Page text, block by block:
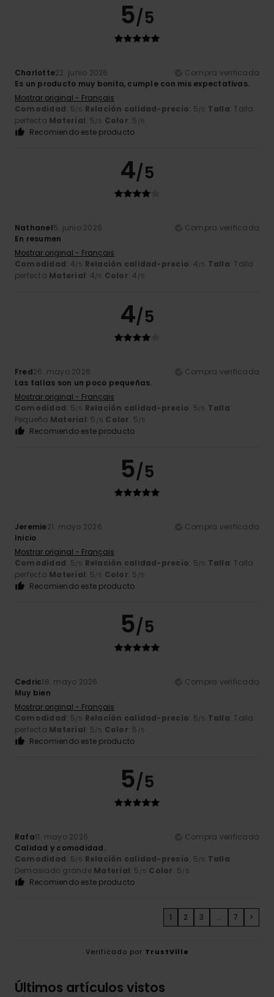
5/5
Charlotte22. junio 2026
Compra verificada
Es un producto muy bonito, cumple con mis expectativas.
Mostrar original - Français
Comodidad: 5/5 Relación calidad-precio: 5/5 Talla: Talla
perfecta Material: 5/5 Color: 5 /5
Recomiendo este producto
4/5
Nathanel5. junio 2026
Compra verificada
En resumen
Mostrar original - Français
Comodidad: 4/5 Relación calidad-precio: 4/5 Talla: Talla
perfecta Material: 4/5 Color: 4 /5
4/5
Fred26. mayo 2026
Compra verificada
Las tallas son un poco pequeñas.
Mostrar original - Français
Comodidad: 5/5 Relación calidad-precio: 5/5 Talla:
Pequeño Material: 5 /5 Color: 5/5
Recomiendo este producto
5/5
Jeremie21. mayo 2026
Compra verificada
Inicio
Mostrar original - Français
Comodidad: 5/5 Relación calidad-precio: 5/5 Talla: Talla
perfecta Material: 5/5 Color: 5 /5
Recomiendo este producto
5/5
Cedric18. mayo 2026
Compra verificada
Muy bien
Mostrar original - Français
Comodidad: 5/5 Relación calidad-precio: 5/5 Talla: Talla
perfecta Material: 5/5 Color: 5 /5
Recomiendo este producto
5/5
Rafa11. mayo 2026
Compra verificada
Calidad y comodidad.
Comodidad: 5/5 Relación calidad-precio: 5/5 Talla:
Demasiado grande Material: 5 /5 Color: 5/5
Recomiendo este producto
1 2 3 ... 7 >
Verificado por TrustVille
Últimos artículos vistos